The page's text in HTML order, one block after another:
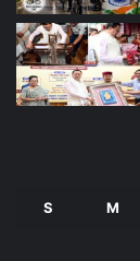
S M